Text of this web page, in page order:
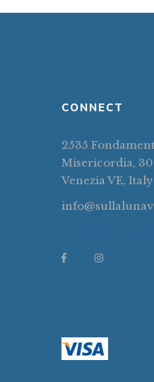
CONNECT
2535
Misericordia,
Venezia VE, Italy